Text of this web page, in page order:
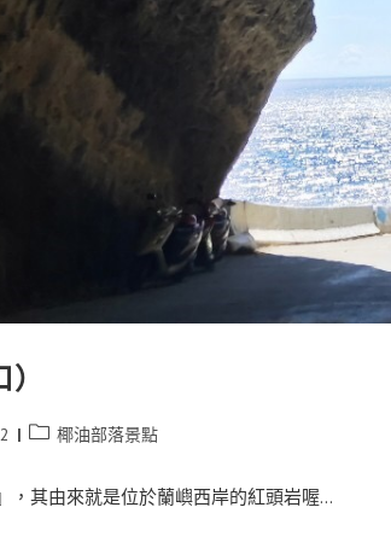
椰油部落景點
，其由來就是位於蘭嶼西岸的紅頭岩喔...